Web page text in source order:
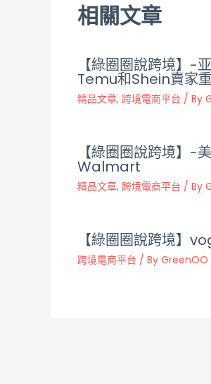
相關文章
【綠圈圈說跨境】-
Temu和Shein賣家
精品文章, 跨境電商平台 / By
【綠圈圈說跨境】-
Walmart
精品文章, 跨境電商平台 / By
【綠圈圈說跨境】
跨境電商平台 / By GreenOO